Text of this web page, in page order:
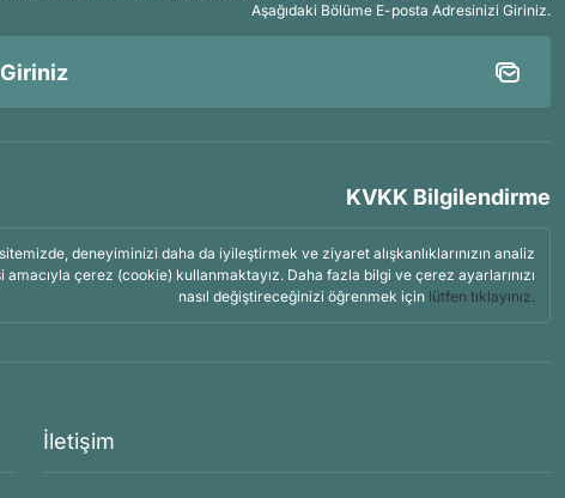
Aşağıdaki Bölüme E-posta Adresinizi Giriniz.
KVKK Bilgilendirme
deneyiminizi daha da iyileştirmek ve ziyaret alışkanlıklarınızın analiz
amacıyla çerez (cookie) kullanmaktayız. Daha fazla bilgi ve çerez ayarlarınızı
nasıl değiştireceğinizi öğrenmek için lütfen tıklayınız.
İletişim